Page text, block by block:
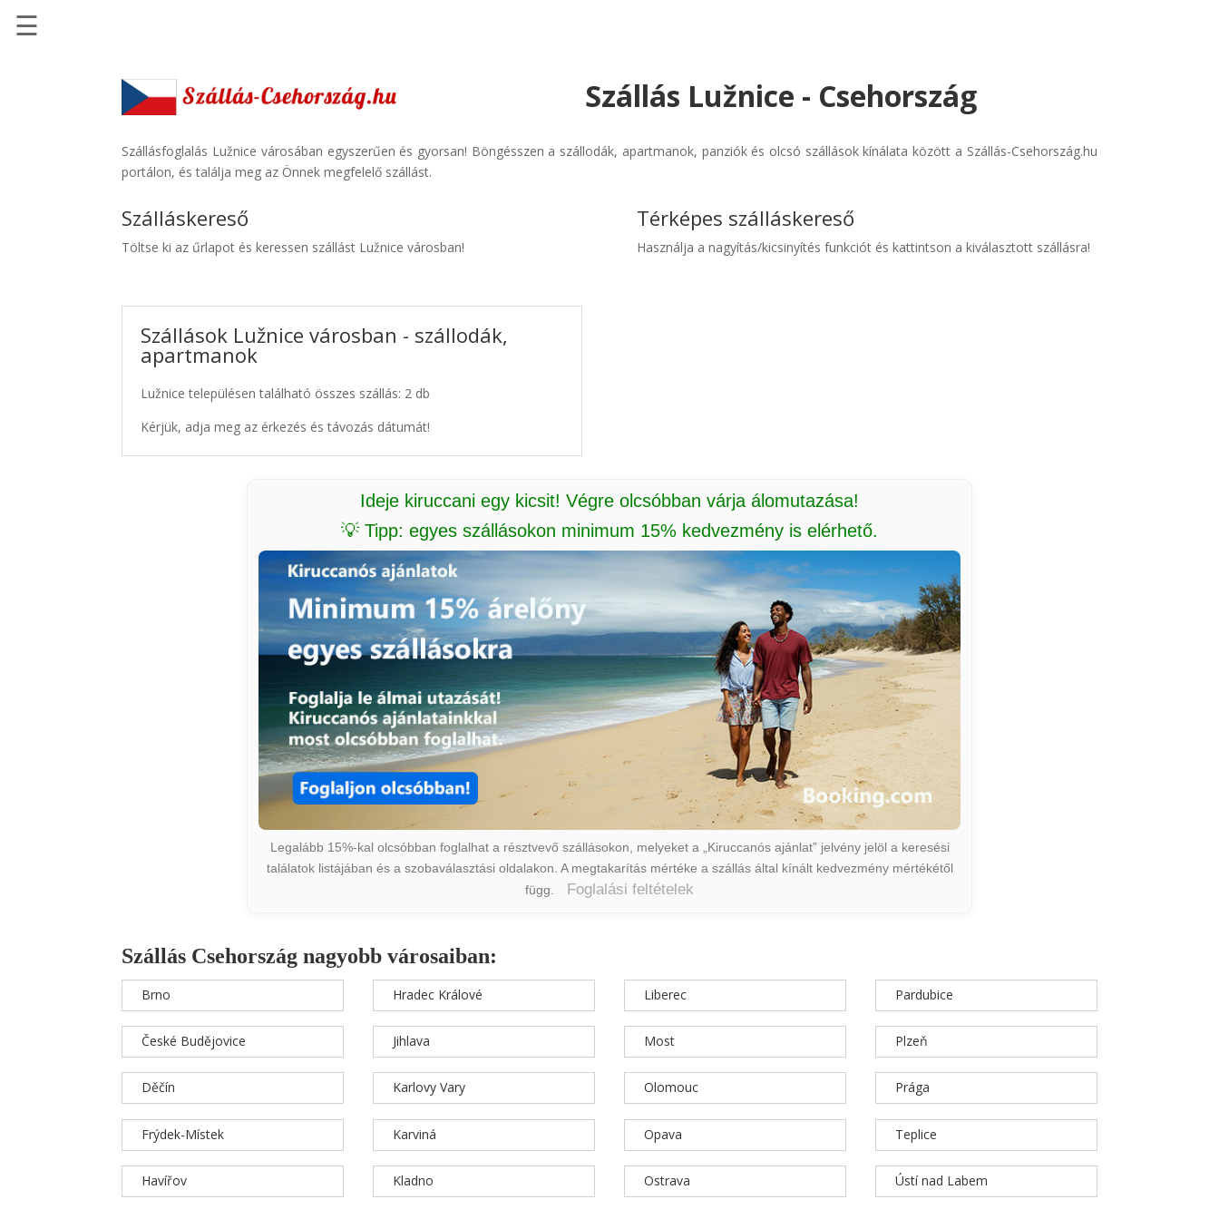
Szállásinfo.eu
Repülőjegy
pénzvisszatérítéssel
Autóbérlés
☰
Szállás Lužnice - Csehország
Szállásfoglalás Lužnice városában egyszerűen és gyorsan! Böngésszen a szállodák, apartmanok, panziók és olcsó szállások kínálata között a Szállás-Csehország.hu
portálon, és találja meg az Önnek megfelelő szállást.
Szálláskereső
Töltse ki az űrlapot és keressen szállást Lužnice városban!
Szállások Lužnice városban - szállodák,
apartmanok
Lužnice településen található összes szállás: 2 db
Kérjük, adja meg az érkezés és távozás dátumát!
Térképes szálláskereső
Használja a nagyítás/kicsinyítés funkciót és kattintson a kiválasztott szállásra!
Ideje kiruccani egy kicsit! Végre olcsóbban várja álomutazása!
💡 Tipp: egyes szállásokon minimum 15% kedvezmény is elérhető.
Legalább 15%-kal olcsóbban foglalhat a résztvevő szállásokon, melyeket a „Kiruccanós ajánlat” jelvény jelöl a keresési
találatok listájában és a szobaválasztási oldalakon. A megtakarítás mértéke a szállás által kínált kedvezmény mértékétől
függ.
Foglalási feltételek
Szállás Csehország nagyobb városaiban:
Brno
České Budějovice
Děčín
Frýdek-Místek
Havířov
Hradec Králové
Jihlava
Karlovy Vary
Karviná
Kladno
Liberec
Most
Olomouc
Opava
Ostrava
Pardubice
Plzeň
Prága
Teplice
Ústí nad Labem